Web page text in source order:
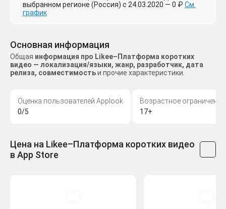
выбранном регионе (Россия) с 24.03.2020 — 0 ₽ См.
график
Основная информация
Общая информация про Likee–Платформа коротких
видео — локализация/языки, жанр, разработчик, дата
релиза, совместимостьи прочие характеристики.
Оценка пользователей Applook
0/5
Возрастное ограничение
17+
Цена на Likee–Платформа коротких видео
в App Store